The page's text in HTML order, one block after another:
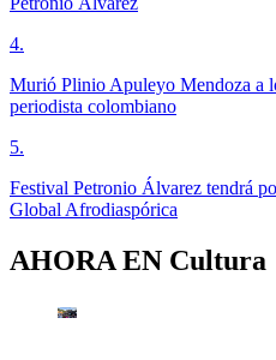
4.
Murió Plinio Apuleyo Mendoza a
periodista colombiano
5.
Festival Petronio Álvarez tendrá
Global Afrodiaspórica
AHORA EN Cultura